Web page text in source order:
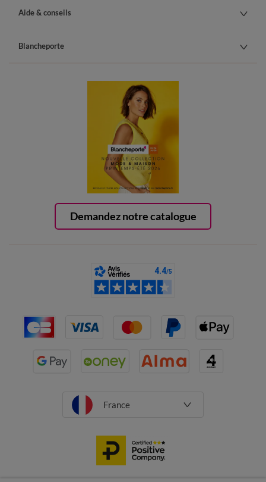
Demandez notre catalogue
Aide & conseils
Blancheporte
France